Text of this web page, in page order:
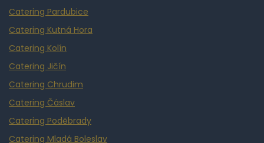
Catering Pardubice
Catering Kutná Hora
Catering Kolín
Catering Jičín
Catering Chrudim
Catering Čáslav
Catering Poděbrady
Catering Mladá Boleslav